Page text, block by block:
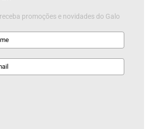
promoções e novidades do Galo